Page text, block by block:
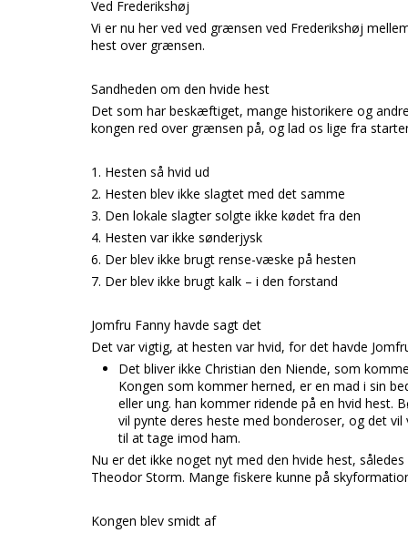
Ved Frederikshøj
Vi er nu her ved ved grænsen ved Frederikshøj
hest over grænsen.
Sandheden om den hvide hest
Det som har beskæftiget, mange historikere og
kongen red over grænsen på, og lad os lige fra
1. Hesten så hvid ud
2. Hesten blev ikke slagtet med det samme
3. Den lokale slagter solgte ikke kødet fra den
4. Hesten var ikke sønderjysk
6. Der blev ikke brugt rense-væske på hesten
7. Der blev ikke brugt kalk – i den forstand
Jomfru Fanny havde sagt det
Det var vigtig, at hesten var hvid, for det havde
Det bliver ikke Christian den Niende, som
Kongen som kommer herned, er en mad i sin
eller ung. han kommer ridende på en hvid hest.
vil pynte deres heste med bonderoser, og det
til at tage imod ham.
Nu er det ikke noget nyt med den hvide hest,
Theodor Storm. Mange fiskere kunne på
Kongen blev smidt af